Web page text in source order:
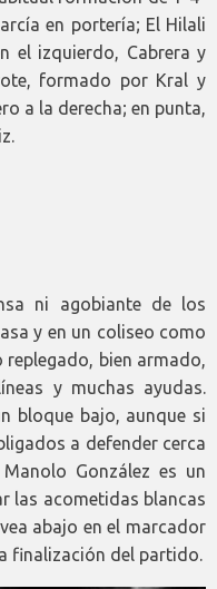
en portería; El Hilali
el izquierdo, Cabrera y
formado por Kral y
a la derecha; en punta,
ni agobiante de los
y en un coliseo como
replegado, bien armado,
y muchas ayudas.
bloque bajo, aunque si
a defender cerca
González es un
las acometidas blancas
abajo en el marcador
finalización del partido.